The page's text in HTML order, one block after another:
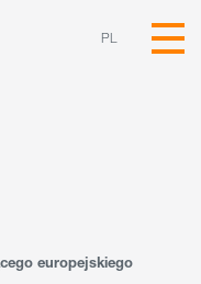
PL
europejskiego